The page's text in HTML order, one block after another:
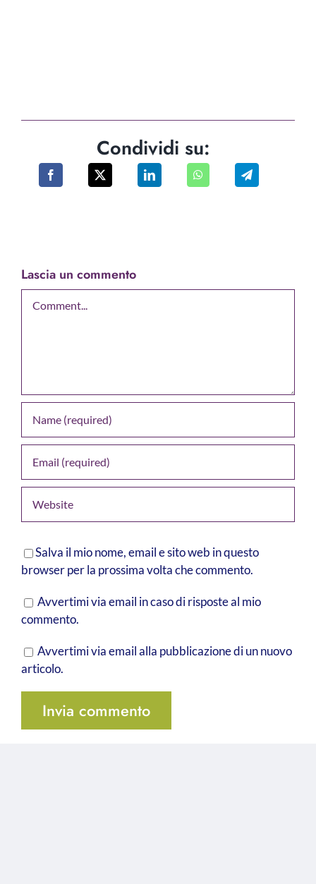
Condividi su:
Lascia un commento
Salva il mio nome, email e sito web in questo
browser per la prossima volta che commento.
Avvertimi via email in caso di risposte al mio
commento.
Avvertimi via email alla pubblicazione di un nuovo
articolo.